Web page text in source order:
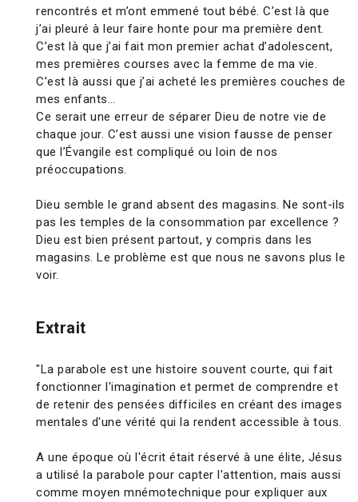
rencontrés et m’ont emmené tout bébé. C’est là que
j’ai pleuré à leur faire honte pour ma première dent.
C’est là que j’ai fait mon premier achat d’adolescent,
mes premières courses avec la femme de ma vie.
C’est là aussi que j’ai acheté les premières couches de
mes enfants…
Ce serait une erreur de séparer Dieu de notre vie de
chaque jour. C’est aussi une vision fausse de penser
que l’Évangile est compliqué ou loin de nos
préoccupations.
Dieu semble le grand absent des magasins. Ne sont-ils
pas les temples de la consommation par excellence ?
Dieu est bien présent partout, y compris dans les
magasins. Le problème est que nous ne savons plus le
voir.
Extrait
"La parabole est une histoire souvent courte, qui fait
fonctionner l'imagination et permet de comprendre et
de retenir des pensées difficiles en créant des images
mentales d'une vérité qui la rendent accessible à tous.
A une époque où l'écrit était réservé à une élite, Jésus
a utilisé la parabole pour capter l'attention, mais aussi
comme moyen mnémotechnique pour expliquer aux